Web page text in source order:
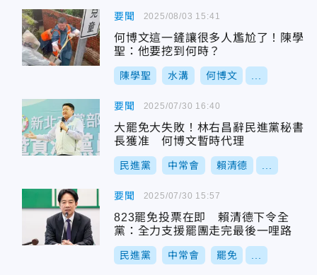
要聞
何博文這一鏟讓很多人尷尬了！陳學
聖：他要挖到何時？
陳學聖 水溝 何博文
2025/08/03 15:41
要聞
大罷免大失敗！林右昌辭民進黨秘書
長獲准 何博文暫時代理
民進黨 中常會 賴清德
2025/07/30 16:40
要聞
823罷免投票在即 賴清德下令全
黨：全力支援罷團走完最後一哩路
民進黨 中常會 罷免
2025/07/30 15:57